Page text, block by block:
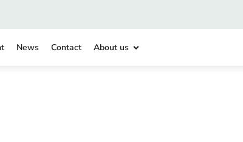
News Contact About us